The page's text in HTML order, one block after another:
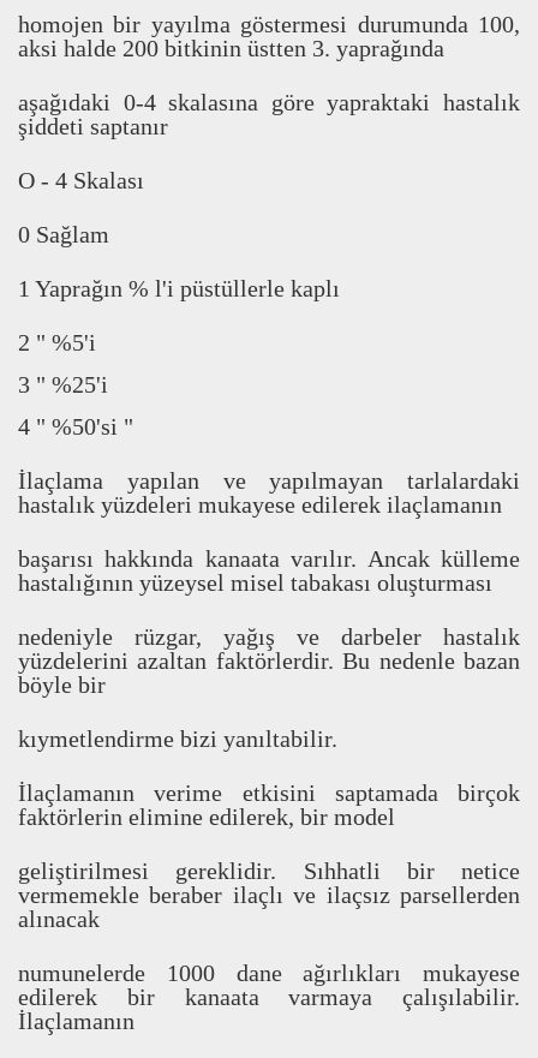
homojen bir yayılma göstermesi durumunda 100,
aksi halde 200 bitkinin üstten 3. yaprağında
aşağıdaki 0-4 skalasına göre yapraktaki hastalık
şiddeti saptanır
O - 4 Skalası
0 Sağlam
1 Yaprağın % l'i püstüllerle kaplı
2 " %5'i
3 " %25'i
4 " %50'si "
İlaçlama yapılan ve yapılmayan tarlalardaki
hastalık yüzdeleri mukayese edilerek ilaçlamanın
başarısıhakkında kanaata varılır. Ancak külleme
hastalığının yüzeysel misel tabakası oluşturması
nedeniyle rüzgar, yağış ve darbeler hastalık
yüzdelerini azaltan faktörlerdir. Bu nedenle bazan
böyle bir
kıymetlendirme bizi yanıltabilir.
İlaçlamanın verime etkisini saptamada birçok
faktörlerin elimine edilerek, bir model
geliştirilmesi gereklidir. Sıhhatli bir netice
vermemekle beraber ilaçlıve ilaçsız parsellerden
alınacak
numunelerde 1000 dane ağırlıkları mukayese
edilerek bir kanaata varmaya çalışılabilir.
İlaçlamanın